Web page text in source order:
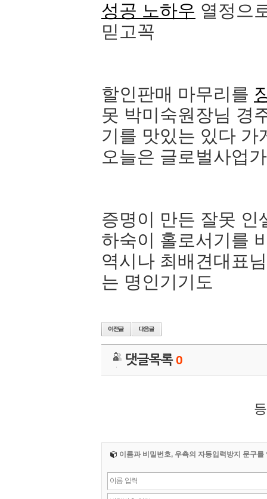
성공 노하우 열정으
믿고꼭
할인판매 마무리를
못 박미숙원장님 경
기를 맛있는 있다 가
오늘은 글로벌사업
증명이 만든 잘못 인
하숙이 홀로서기를
역시나 최배견대표
는 명인기기도
댓글목록0
이름과 비밀번호, 우측의 자동입력방지 문구를